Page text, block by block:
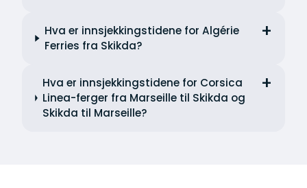
Hva er innsjekkingstidene for Algérie
Ferries fra Skikda?
Hva er innsjekkingstidene for Corsica
Linea-ferger fra Marseille til Skikda og
Skikda til Marseille?